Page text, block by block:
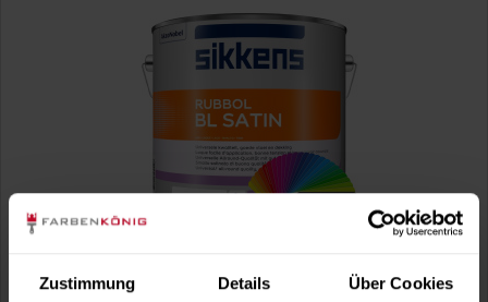
Zustimmung Details Über Cookies
Rubbol BL Satin (Wunschfarbton)
Hochelastischer, wasserbasierter, umweltschonender,
schnelltrocknender und...